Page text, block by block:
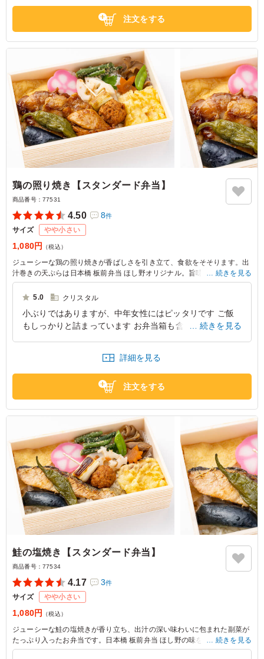
東京都千代田区大手町2026/07/24
注文をする
鶏の照り焼き【スタンダード弁当】
商品番号： 77531
4.50 8件
サイズ やや小さい
1,080円 （税込）
ジューシーな鶏の照り焼きが香ばしさを引き立て、食欲をそそります。出
汁巻きの天ぷらは日本橋 板前弁当 ほし野オリジナル。旨味を濃縮し、甘
みが引き立った逸品をお楽しみください。
続きを見る
5.0 クリスタル
小ぶりではありますが、中年女性にはピッタリです ご飯
もしっかりと詰まっています お弁当箱も含め、大変高級
東京都中央区日本橋人形町2026/04/20
続きを見る
詳細を見る
注文をする
鮭の塩焼き【スタンダード弁当】
商品番号： 77534
4.17 3件
サイズ やや小さい
1,080円 （税込）
ジューシーな鮭の塩焼きが香り立ち、出汁の深い味わいに包まれた副菜が
たっぷり入ったお弁当です。日本橋 板前弁当 ほし野の味をぜひご堪能く
ださい。
続きを見る